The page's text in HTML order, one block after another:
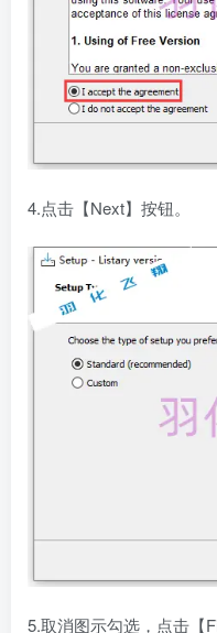
4.点击【Next】按钮。
5.取消图示勾选，点击【